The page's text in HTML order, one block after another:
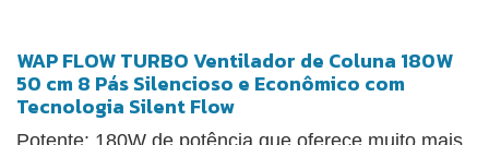
WAP FLOW TURBO Ventilador de Coluna 180W
50 cm 8 Pás Silencioso e Econômico com
Tecnologia Silent Flow
Potente: 180W de potência que oferece muito mais